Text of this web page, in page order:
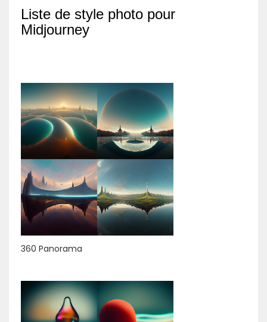
Liste de style photo pour
Midjourney
360 Panorama